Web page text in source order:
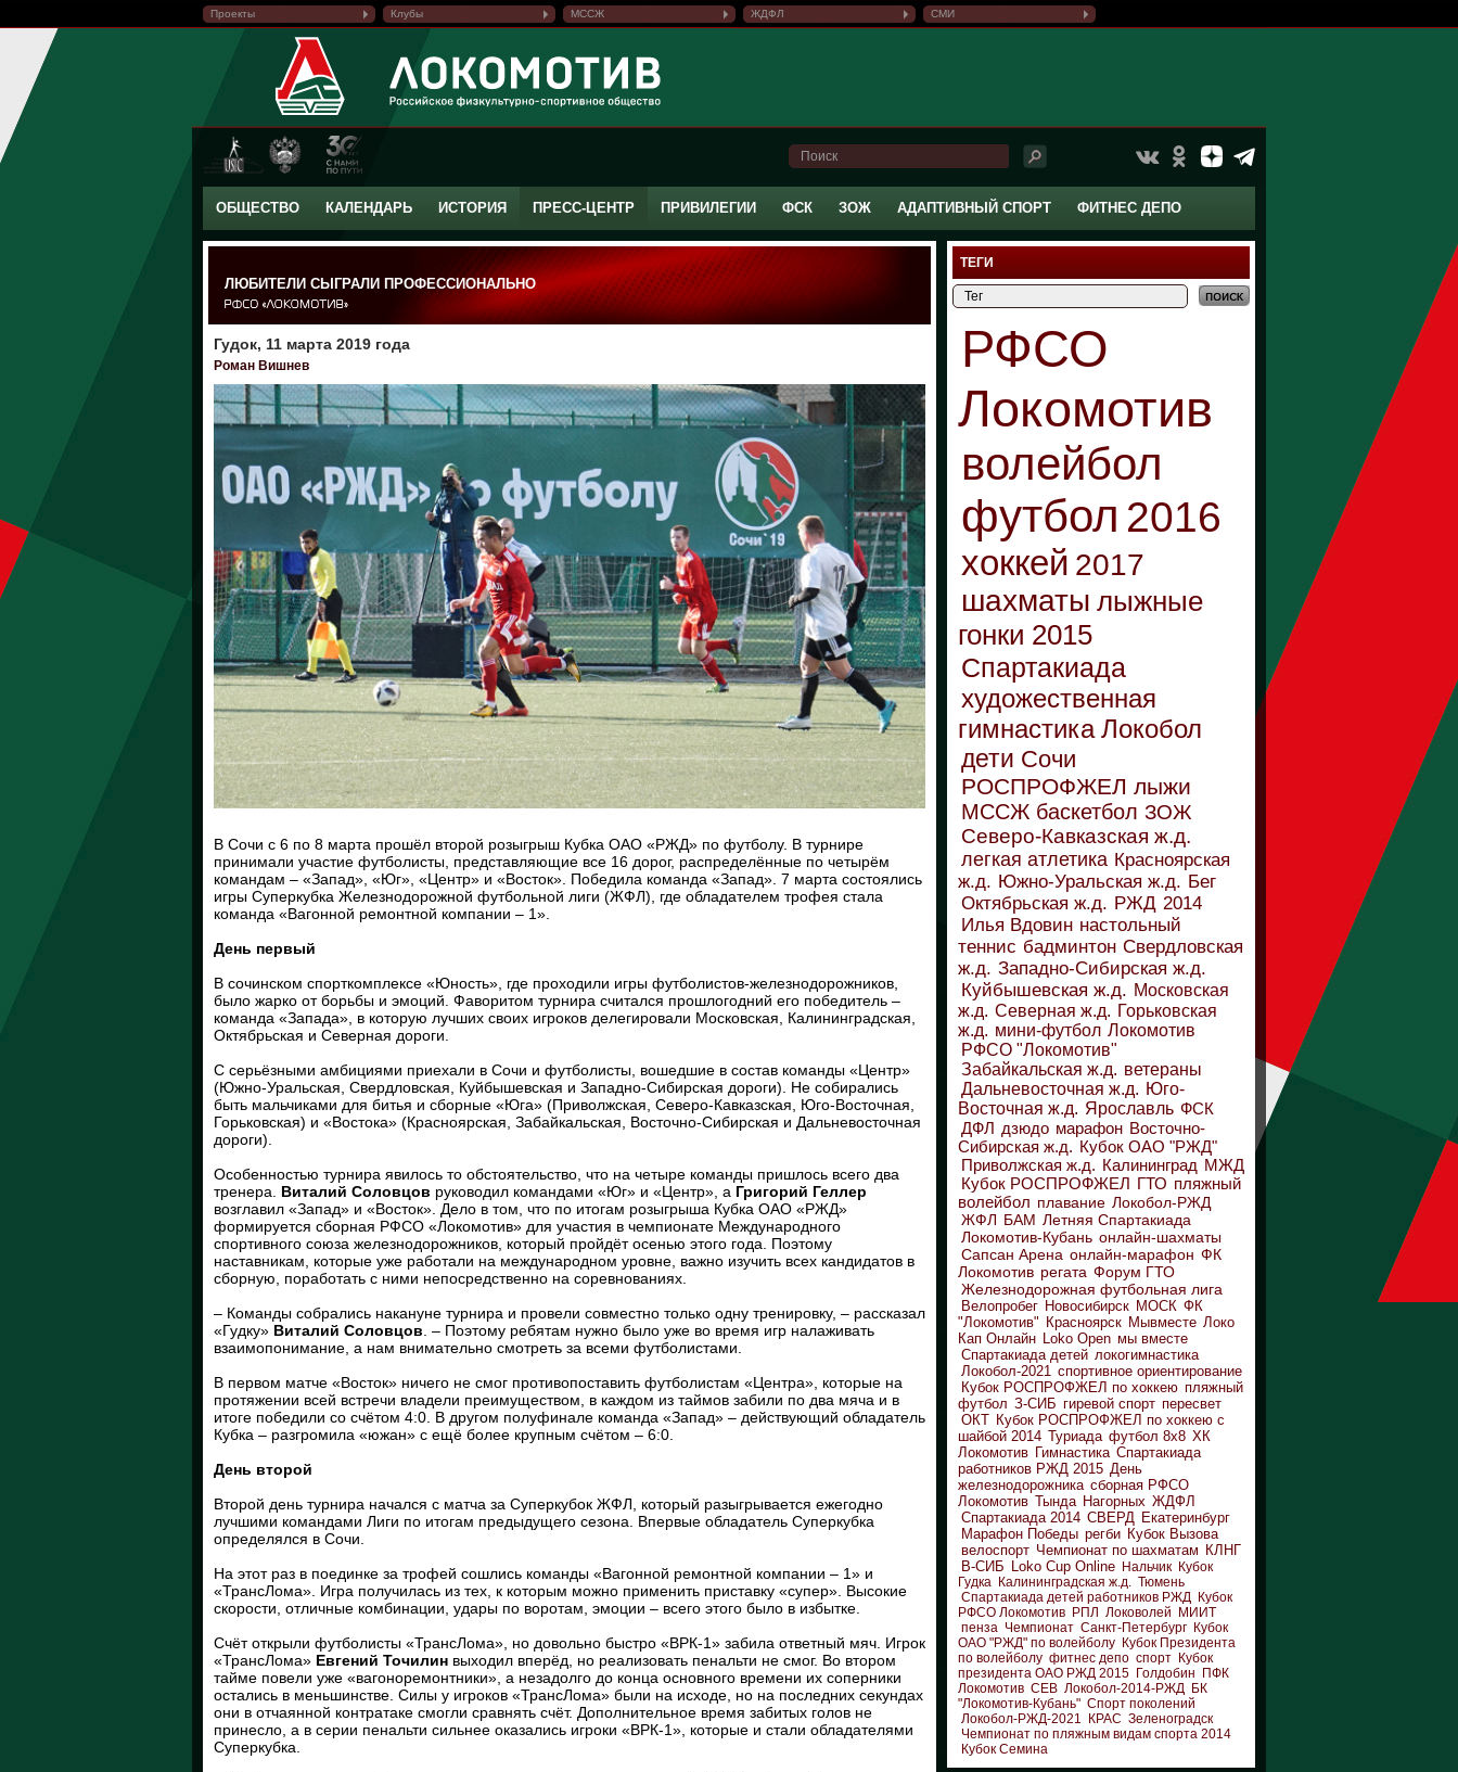
Проекты Клубы МССЖ ЖДФЛ СМИ
ОБЩЕСТВО КАЛЕНДАРЬ ИСТОРИЯ ПРЕСС-ЦЕНТР ПРИВИЛЕГИИ ФСК ЗОЖ АДАПТИВНЫЙ СПОРТ ФИТНЕС ДЕПО
ЛЮБИТЕЛИ СЫГРАЛИ ПРОФЕССИОНАЛЬНО
Гудок, 11 марта 2019 года
Роман Вишнев
В Сочи с 6 по 8 марта прошёл второй розыгрыш Кубка ОАО «РЖД» по футболу. В турнире
принимали участие футболисты, представляющие все 16 дорог, распределённые по четырём
командам – «Запад», «Юг», «Центр» и «Восток». Победила команда «Запад». 7 марта состоялись
игры Суперкубка Железнодорожной футбольной лиги (ЖФЛ), где обладателем трофея стала
команда ­«Вагонной ремонтной компании – 1».
День первый
В сочинском спорткомплексе «Юность», где проходили игры футболистов-железнодорожников,
было жарко от борьбы и эмоций. Фаворитом турнира считался прошлогодний его победитель –
команда «Запада», в которую лучших своих игроков делегировали Московская, Калининградская,
Октябрьская и Северная дороги.
С серьёзными амбициями приехали в Сочи и футболисты, вошедшие в состав команды «Центр»
(Южно-Уральская, Свердловская, Куйбышевская и Западно-Сибирская дороги). Не собирались
быть мальчиками для битья и сборные «Юга» (Приволжская, Северо-Кавказская, Юго-Восточная,
Горьковская) и «Востока» (Красноярская, Забайкальская, Восточно-Сибирская и Дальневосточная
дороги).
Особенностью турнира явилось то обстоятельство, что на четыре команды пришлось всего два
тренера. Виталий Соловцов руководил командами «Юг» и «Центр», а Григорий Геллер
возглавил «Запад» и «Восток». Дело в том, что по итогам розыгрыша Кубка ОАО «РЖД»
формируется сборная РФСО «Локомотив» для участия в чемпионате Международного
спортивного союза железнодорожников, который пройдёт осенью этого года. Поэтому
наставникам, которые уже работали на международном уровне, важно изучить всех кандидатов в
сборную, поработать с ними непосредственно на соревнованиях.
– Команды собрались накануне турнира и провели совместно только одну тренировку, – рассказал
«Гудку» Виталий Соловцов . – Поэтому ребятам нужно было уже во время игр налаживать
взаимопонимание, а нам внимательно смотреть за всеми футболистами.
В первом матче «Восток» ничего не смог противопоставить футболистам «Центра», которые на
протяжении всей встречи владели преимуществом, в каждом из таймов забили по два мяча и в
итоге победили со счётом 4:0. В другом полуфинале команда «Запад» – действующий обладатель
Кубка – разгромила «южан» с ещё более крупным счётом – 6:0.
День второй
Второй день турнира начался с матча за Суперкубок ЖФЛ, который разыгрывается ежегодно
лучшими командами Лиги по итогам предыдущего сезона. Впервые обладатель Суперкубка
определялся в Сочи.
На этот раз в поединке за трофей сошлись команды «Вагонной ремонтной компании – 1» и
«ТрансЛома». Игра получилась из тех, к которым можно применить приставку «супер». Высокие
скорости, отличные комбинации, удары по воротам, эмоции – всего этого было в избытке.
Счёт открыли футболисты «ТрансЛома», но довольно быстро «ВРК-1» забила ответный мяч. Игрок
«ТрансЛома» Евгений Точилин выходил вперёд, но реализовать пенальти не смог. Во втором
тайме повели уже «вагоноремонтники», а незадолго до конца основного времени их соперники
остались в меньшинстве. Силы у игроков «ТрансЛома» были на исходе, но на последних секундах
они в отчаянной контратаке смогли сравнять счёт. Дополнительное время забитых голов не
принесло, а в серии пенальти сильнее оказались игроки «ВРК-1», которые и стали обладателями
Суперкубка.
ТЕГИ
РФСО
Локомотив
волейбол
футбол 2016
хоккей 2017
шахматы лыжные
гонки 2015
Спартакиада
художественная
гимнастика Локобол
дети Сочи
РОСПРОФЖЕЛ лыжи
МССЖ баскетбол ЗОЖ
Северо-Кавказская ж.д.
легкая атлетика Красноярская
ж.д. Южно-Уральская ж.д. Бег
Октябрьская ж.д. РЖД 2014
Илья Вдовин настольный
теннис бадминтон Свердловская
ж.д. Западно-Сибирская ж.д.
Куйбышевская ж.д. Московская
ж.д. Северная ж.д. Горьковская
ж.д. мини-футбол Локомотив
РФСО "Локомотив"
Забайкальская ж.д. ветераны
Дальневосточная ж.д. Юго-
Восточная ж.д. Ярославль ФСК
ДФЛ дзюдо марафон Восточно-
Сибирская ж.д. Кубок ОАО "РЖД"
Приволжская ж.д. Калининград МЖД
Кубок РОСПРОФЖЕЛ ГТО пляжный
волейбол плавание Локобол-РЖД
ЖФЛ БАМ Летняя Спартакиада
Локомотив-Кубань онлайн-шахматы
Сапсан Арена онлайн-марафон ФК
Локомотив регата Форум ГТО
Железнодорожная футбольная лига
Велопробег Новосибирск МОСК ФК
"Локомотив" Красноярск Мывместе Локо
Кап Онлайн Loko Open мы вместе
Спартакиада детей локогимнастика
Локобол-2021 спортивное ориентирование
Кубок РОСПРОФЖЕЛ по хоккею пляжный
футбол З-СИБ гиревой спорт пересвет
ОКТ Кубок РОСПРОФЖЕЛ по хоккею с
шайбой 2014 Туриада футбол 8х8 ХК
Локомотив Гимнастика Спартакиада
работников РЖД 2015 День
железнодорожника сборная РФСО
Локомотив Тында Нагорных ЖДФЛ
Спартакиада 2014 СВЕРД Екатеринбург
Марафон Победы регби Кубок Вызова
велоспорт Чемпионат по шахматам КЛНГ
В-СИБ Loko Cup Online Нальчик Кубок
Гудка Калининградская ж.д. Тюмень
Спартакиада детей работников РЖД Кубок
РФСО Локомотив РПЛ Локоволей
МИИТ
пенза Чемпионат Санкт-Петербург Кубок
ОАО "РЖД" по волейболу Кубок Президента
по волейболу фитнес депо спорт Кубок
президента ОАО РЖД 2015 Голдобин
ПФК
Локомотив СЕВ Локобол-2014-РЖД БК
"Локомотив-Кубань" Спорт поколений
Локобол-РЖД-2021
КРАС Зеленоградск
Чемпионат по пляжным видам спорта 2014
Кубок Семина